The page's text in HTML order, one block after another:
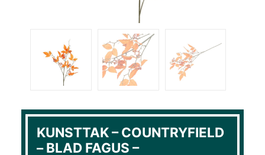
KUNSTTAK – COUNTRYFIELD
– BLAD FAGUS –